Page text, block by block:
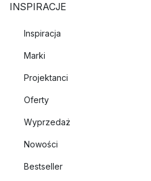
INSPIRACJE
Inspiracja
Marki
Projektanci
Oferty
Wyprzedaż
Nowości
Bestseller